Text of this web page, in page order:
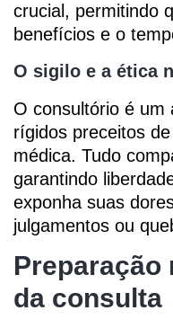
crucial, permitindo
benefícios e o
O sigilo e a ética
O consultório é um
rígidos preceitos
médica. Tudo
garantindo
exponha suas
julgamentos ou
Preparação
da consulta